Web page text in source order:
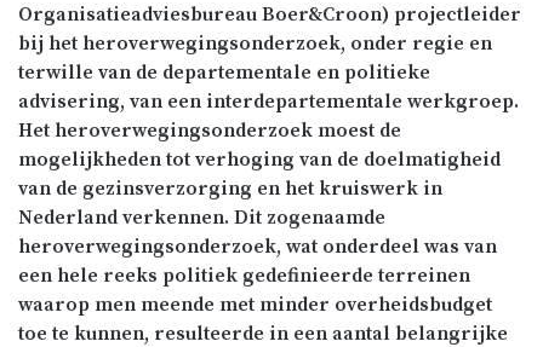
Organisatieadviesbureau Boer&Croon) projectleider
bij het heroverwegingsonderzoek, onder regie en
terwille van de departementale en politieke
advisering, van een interdepartementale werkgroep.
Het heroverwegingsonderzoek moest de
mogelijkheden tot verhoging van de doelmatigheid
van de gezinsverzorging en het kruiswerk in
Nederland verkennen. Dit zogenaamde
heroverwegingsonderzoek, wat onderdeel was van
een hele reeks politiek gedefinieerde terreinen
waarop men meende met minder overheidsbudget
toe te kunnen, resulteerde in een aantal belangrijke